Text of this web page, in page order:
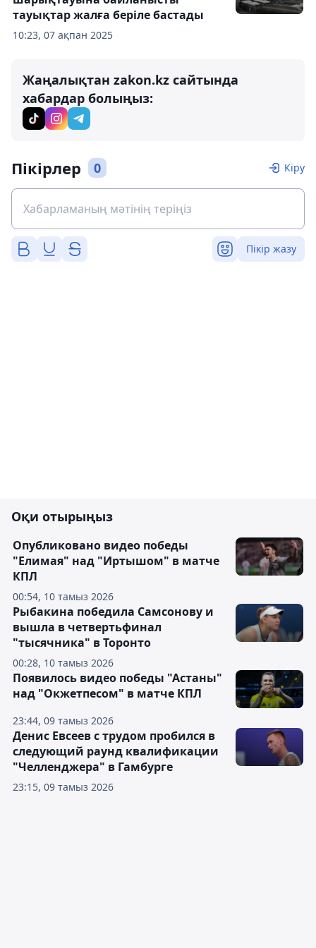
10:23, 07 ақпан 2025
тауықтар жалға беріле бастады
Жаңалықтан zakon.kz сайтында
хабардар болыңыз:
Пікірлер 0 Кіру
Пікір жазу
Оқи отырыңыз
00:54, 10 тамыз 2026
Опубликовано видео победы
"Елимая" над "Иртышом" в матче
КПЛ
00:28, 10 тамыз 2026
Рыбакина победила Самсонову и
вышла в четвертьфинал
"тысячника" в Торонто
23:44, 09 тамыз 2026
Появилось видео победы "Астаны"
над "Окжетпесом" в матче КПЛ
23:15, 09 тамыз 2026
Денис Евсеев с трудом пробился в
следующий раунд квалификации
"Челленджера" в Гамбурге